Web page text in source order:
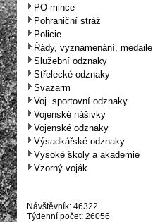
PO mince
Pohraniční stráž
Policie
Řády, vyznamenání, medaile
Služební odznaky
Střelecké odznaky
Svazarm
Voj. sportovní odznaky
Vojenské nášivky
Vojenské odznaky
Výsadkářské odznaky
Vysoké školy a akademie
Vzorný voják
Návštěvník: 46322
Týdenní počet: 26056